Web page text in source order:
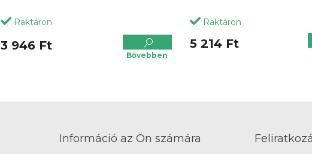
Raktáron
3 946 Ft
Bővebben
Raktáron
5 214 Ft
Információ az Ön számára